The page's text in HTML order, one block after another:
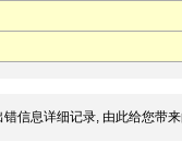
信息详细记录, 由此给您带